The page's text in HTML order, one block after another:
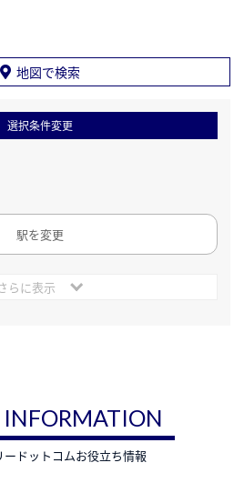
地図で検索
選択条件変更
駅を変更
らに表示
INFORMATION
ドットコムお役立ち情報